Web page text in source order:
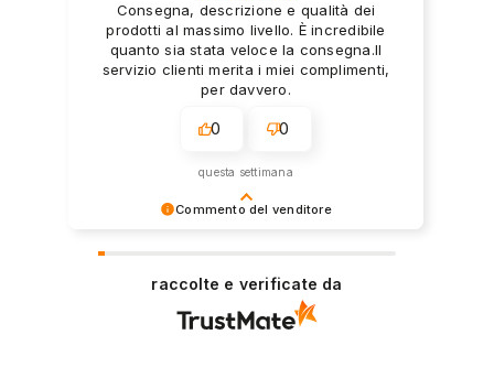
Commento del venditore
servirti nuovamente in futuro
Consegna, descrizione e qualità dei
prodotti al massimo livello. È incredibile
quanto sia stata veloce la consegna.Il
servizio clienti merita i miei complimenti,
per davvero.
0 0
questa settimana
raccolte e verificate da